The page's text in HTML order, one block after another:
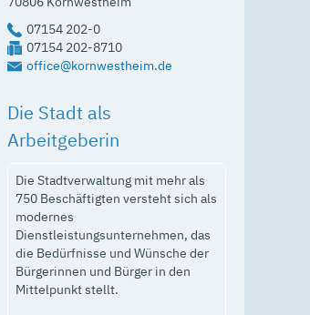
office@kornwestheim.de
07154 202-0
07154 202-8710
Die Stadt als
Arbeitgeberin
Die Stadtverwaltung mit mehr als
750 Beschäftigten versteht sich als
modernes
Dienstleistungsunternehmen, das
die Bedürfnisse und Wünsche der
Bürgerinnen und Bürger in den
Mittelpunkt stellt.